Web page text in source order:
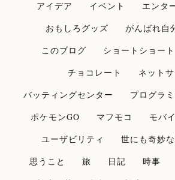
アイデア
イベント
エンタ
おもしろグッズ
がんばれ自
このブログ
ショートショート
チョコレート
ネット
バッティングセンター
プログラ
ポケモンGO
マフモコ モバ
ユーザビリティ
世にも奇妙
思うこと
旅 日記 時事